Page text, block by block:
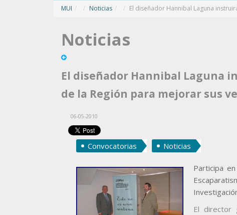
MUI / Noticias / El diseñador Hannibal Laguna
Noticias
El diseñador Hannibal Laguna
de la Región para mejorar sus
06-05-2010
Convocatorias Noticias
Participa
El director